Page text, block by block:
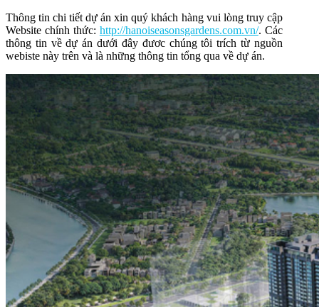
Thông tin chi tiết dự án xin quý khách hàng vui lòng truy cập
Website chính thức: http://hanoiseasonsgardens.com.vn/. Các
thông tin về dự án dưới đây đươc chúng tôi trích từ nguồn
webiste này trên và là những thông tin tổng qua về dự án.